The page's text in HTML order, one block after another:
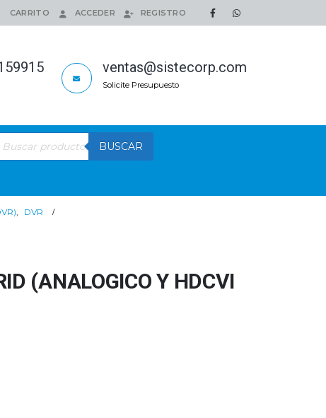
CARRITO ACCEDER REGISTRO
ventas@sistecorp.com
Solicite Presupuesto
BUSCAR
,
DVR
(ANALOGICO Y HDCVI